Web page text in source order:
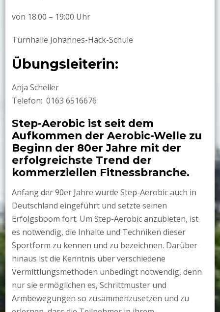
von 18:00 – 19:00 Uhr
Turnhalle Johannes-Hack-Schule
Übungsleiterin:
Anja Scheller
Telefon: 0163 6516676
Step-Aerobic ist seit dem
Aufkommen der Aerobic-Welle zu
Beginn der 80er Jahre mit der
erfolgreichste Trend der
kommerziellen Fitnessbranche.
Anfang der 90er Jahre wurde Step-Aerobic auch in
Deutschland eingeführt und setzte seinen
Erfolgsboom fort. Um Step-Aerobic anzubieten, ist
es notwendig, die Inhalte und Techniken dieser
Sportform zu kennen und zu bezeichnen. Darüber
hinaus ist die Kenntnis über verschiedene
Vermittlungsmethoden unbedingt notwendig, denn
nur sie ermöglichen es, Schrittmuster und
Armbewegungen so zusammenzusetzen und zu